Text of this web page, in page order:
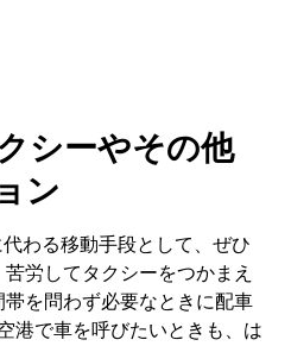
シーやその他
ン
わる移動手段として、ぜひ
労してタクシーをつかまえ
を問わず必要なときに配車
港で車を呼びたいときも、は